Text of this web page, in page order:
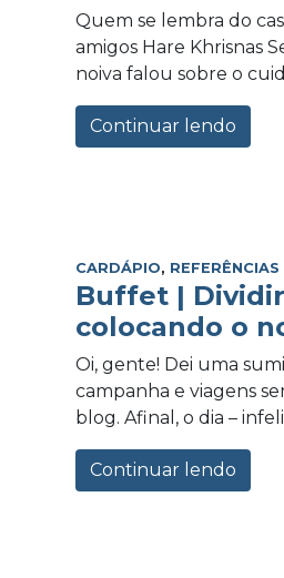
Quem se lembra do
amigos Hare Khrisnas
noiva falou sobre o
Continuar lendo
CARDÁPIO, REFERÊNCIAS
Buffet |
colocando o
Oi, gente! Dei uma
campanha e viagens
blog. Afinal, o dia –
Continuar lendo